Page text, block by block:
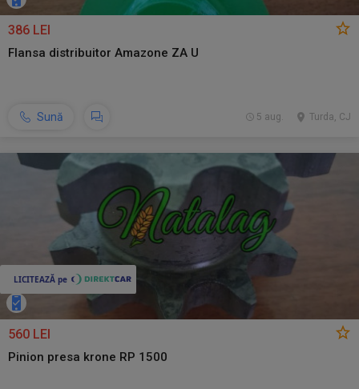
386 LEI
Flansa distribuitor Amazone ZA U
Sună Turda, CJ
5 aug.
560 LEI
Pinion presa krone RP 1500